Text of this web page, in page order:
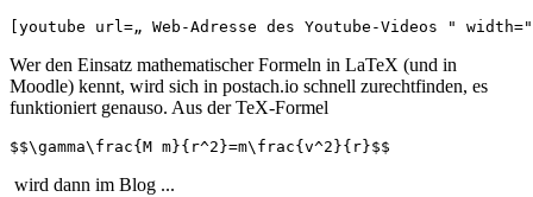
[youtube url=„ Web-Adresse des Youtube-Videos "
Wer den Einsatz mathematischer Formeln in LaTeX (und in
Moodle) kennt, wird sich in postach.io schnell zurechtfinden, es
funktioniert genauso. Aus der TeX-Formel
$$\gamma\frac{M m}{r^2}=m\frac{v^2}{r}$$
wird dann im Blog ...